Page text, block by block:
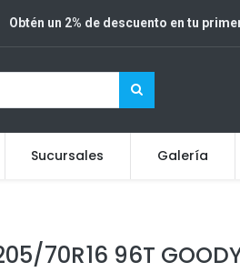
Obtén un 2% de descuento en tu
Sucursales Galería
70R16 96T